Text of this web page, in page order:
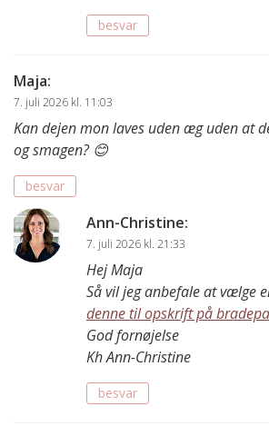
besvar
Maja:
7. juli 2026 kl. 11:03
Kan dejen mon laves uden æg uden at
og smagen? 😊
besvar
Ann-Christine:
7. juli 2026 kl. 21:33
Hej Maja
Så vil jeg anbefale at vælge
denne til opskrift på
God fornøjelse
Kh Ann-Christine
besvar